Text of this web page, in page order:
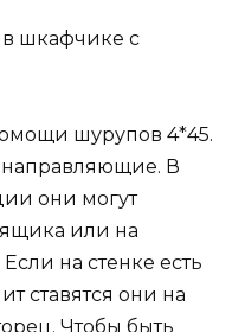
шкафчике с
шурупов 4*45.
направляющие. В
они могут
ящика или на
на стенке есть
ставятся они на
Чтобы быть